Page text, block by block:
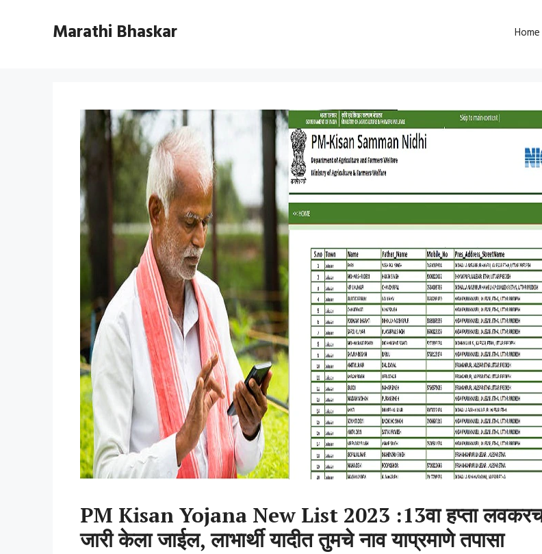
Marathi Bhaskar Home
PM Kisan Yojana New List 2023 :13वा हप्ता
जारी केला जाईल, लाभार्थी यादीत तुमचे नाव याप्रमाणे तपासा